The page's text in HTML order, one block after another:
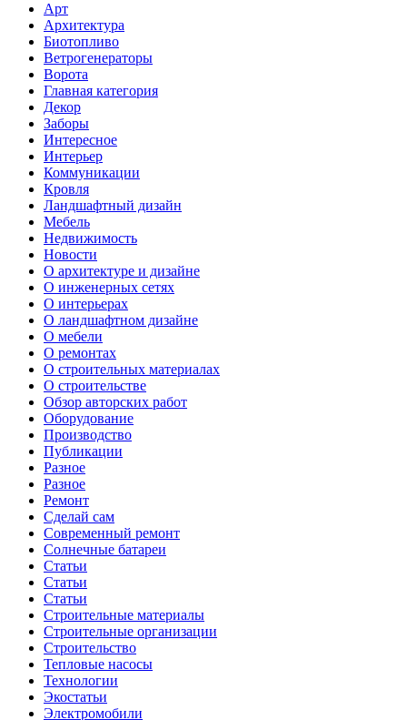
Арт
Архитектура
Биотопливо
Ветрогенераторы
Ворота
Главная категория
Декор
Заборы
Интересное
Интерьер
Коммуникации
Кровля
Ландшафтный дизайн
Мебель
Недвижимость
Новости
О архитектуре и дизайне
О инженерных сетях
О интерьерах
О ландшафтном дизайне
О мебели
О ремонтах
О строительных материалах
О строительстве
Обзор авторских работ
Оборудование
Производство
Публикации
Разное
Разное
Ремонт
Сделай сам
Современный ремонт
Солнечные батареи
Статьи
Статьи
Статьи
Строительные материалы
Строительные организации
Строительство
Тепловые насосы
Технологии
Экостатьи
Электромобили